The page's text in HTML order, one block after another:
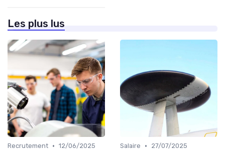
Les plus lus
Recrutement • 12/06/2025
Salaire •
27/07/2025